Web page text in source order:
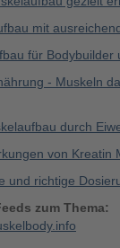
mit
für Bodybuilder
- Muskeln
durch
von Kreatin
und richtige
zum Thema: